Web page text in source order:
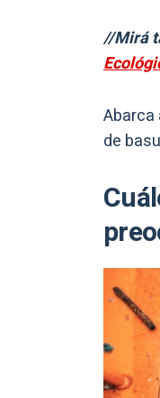
//Mirá
Abarca
de